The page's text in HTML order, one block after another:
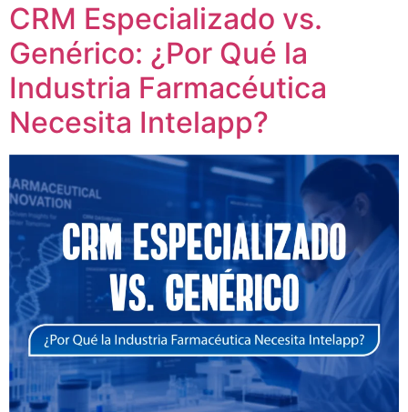
CRM Especializado vs.
Genérico: ¿Por Qué la
Industria Farmacéutica
Necesita Intelapp?